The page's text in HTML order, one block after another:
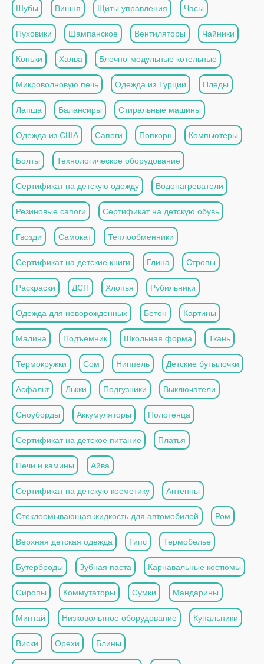
Шубы Вишня Щиты управления Часы
Пуховики Шампанское Вентиляторы Чайники
Коньки Халва Блочно-модульные котельные
Микроволновую печь Одежда из Турции Пледы
Лапша Балансиры Стиральные машины
Одежда из США Сапоги Попкорн Компьютеры
Болты Технологическое оборудование
Сертификат на детскую одежду Водонагреватели
Резиновые сапоги Сертификат на детскую обувь
Гвозди Самокат Теплообменники
Сертификат на детские книги Глина Стропы
Раскраски ДСП Хлопья Рубильники
Одежда для новорожденных Бетон Картины
Малина Подъемник Школьная форма Ткань
Термокружки Сом Ниппель Детские бутылочки
Асфальт Лыжи Подгузники Выключатели
Сноуборды Аккумуляторы Полотенца
Сертификат на детское питание Платья
Печи и камины Айва
Сертификат на детскую косметику Антенны
Стеклоомывающая жидкость для автомобилей Ром
Верхняя детская одежда Гипс Термобелье
Бутерброды Зубная паста Карнавальные костюмы
Сиропы Коммутаторы Сумки Мандарины
Минтай Низковольтное оборудование Купальники
Виски Орехи Блины